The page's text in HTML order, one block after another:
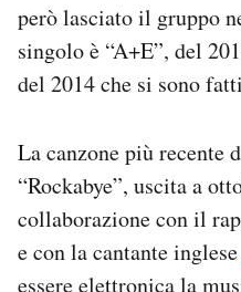
però lasciato il gruppo
singolo è “A+E”, del
del 2014 che si sono
La canzone più recente
“Rockabye”, uscita a
collaborazione con il
e con la cantante inglese
essere elettronica la